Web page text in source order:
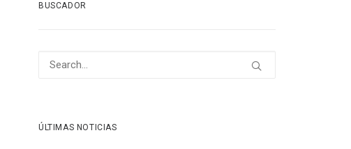
BUSCADOR
ÚLTIMAS NOTICIAS